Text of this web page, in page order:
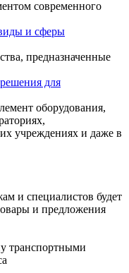
современного
и сферы
предназначенные
для
оборудования,
учреждениях и даже в
и специалистов будет
и предложения
транспортными